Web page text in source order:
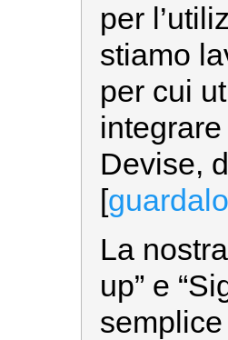
per
stiamo
per cui
Devise,
[guardalo
La
up” e